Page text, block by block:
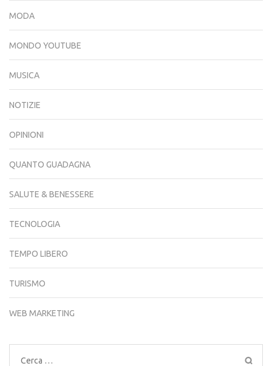
MODA
MONDO YOUTUBE
MUSICA
NOTIZIE
OPINIONI
QUANTO GUADAGNA
SALUTE & BENESSERE
TECNOLOGIA
TEMPO LIBERO
TURISMO
WEB MARKETING
Ricerca